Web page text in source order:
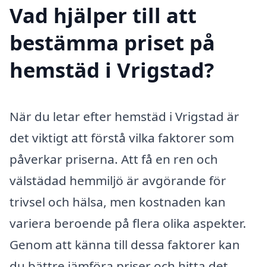
Vad hjälper till att
bestämma priset på
hemstäd i Vrigstad?
När du letar efter hemstäd i Vrigstad är
det viktigt att förstå vilka faktorer som
påverkar priserna. Att få en ren och
välstädad hemmiljö är avgörande för
trivsel och hälsa, men kostnaden kan
variera beroende på flera olika aspekter.
Genom att känna till dessa faktorer kan